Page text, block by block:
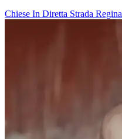
Chiese In Diretta Strada Regina